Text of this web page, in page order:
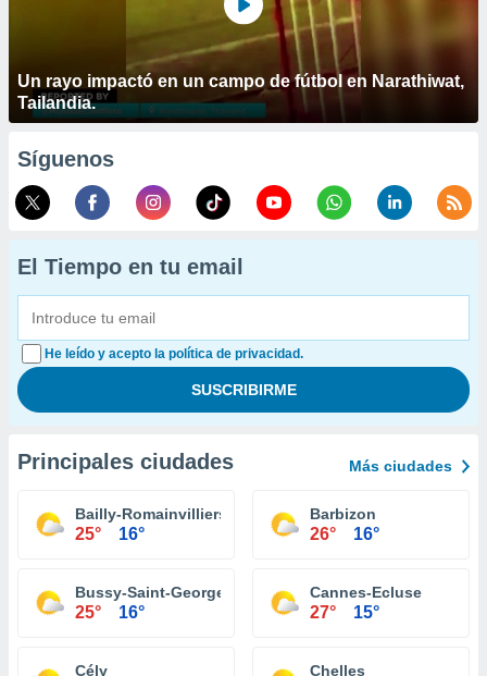
Un rayo impactó en un campo de fútbol en Narathiwat,
Tailandia.
Síguenos
El Tiempo en tu email
He leído y acepto la política de privacidad.
Principales ciudades Más ciudades
Bailly-Romainvilliers
25° 16°
Barbizon
26° 16°
Bussy-Saint-Georges
25° 16°
Cannes-Ecluse
27° 15°
Cély Chelles